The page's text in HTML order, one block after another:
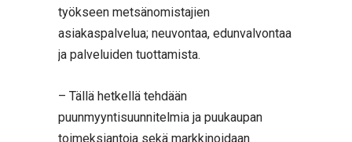
työkseen metsänomistajien
asiakaspalvelua; neuvontaa, edunvalvontaa
ja palveluiden tuottamista.
– Tällä hetkellä tehdään
puunmyyntisuunnitelmia ja puukaupan
toimeksiantoja sekä markkinoidaan